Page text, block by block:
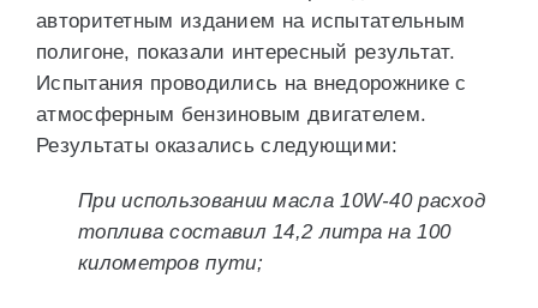
авторитетным изданием на испытательным
полигоне, показали интересный результат.
Испытания проводились на внедорожнике с
атмосферным бензиновым двигателем.
Результаты оказались следующими:
При использовании масла 10W-40 расход
топлива составил 14,2 литра на 100
километров пути;